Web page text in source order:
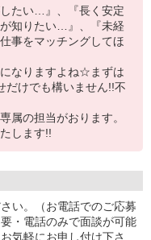
したい…』、『長く安定
知りたい…』、『未経
事をマッチングしてほ
なりますよね☆まずは
だけでも構いません!!不
属の担当がおります。
します!!
い。（お電話でのご応募
・電話のみで面談が可能
気軽にお申し付け下さ